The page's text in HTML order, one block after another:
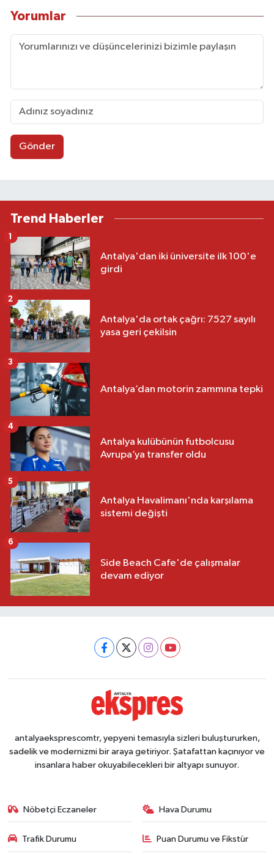
Yorumlar
Gönder
Trend Haberler
Antalya'dan iki üniversite ilk 100'e
girdi
1
Antalya'da ortak çağrı: 7527 sayılı
yasa geri çekilsin
2
Antalya’dan motorin zammına tepki
3
Antalya kulübünün futbolcusu
Avrupa’ya transfer oldu
4
Antalya Havalimanı'nda karşılama
sistemi değişti
5
Side Beach Cafe'de çalışmalar
devam ediyor
6
antalyaeksprescomtr, yepyeni temasıyla sizleri buluştururken,
sadelik ve modernizmi bir araya getiriyor. Şatafattan kaçınıyor ve
insanlara haber okuyabilecekleri bir altyapı sunuyor.
Nöbetçi Eczaneler Hava Durumu
Trafik Durumu Puan Durumu ve Fikstür